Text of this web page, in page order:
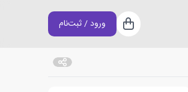
سبد خرید
ورود / ثبت‌نام